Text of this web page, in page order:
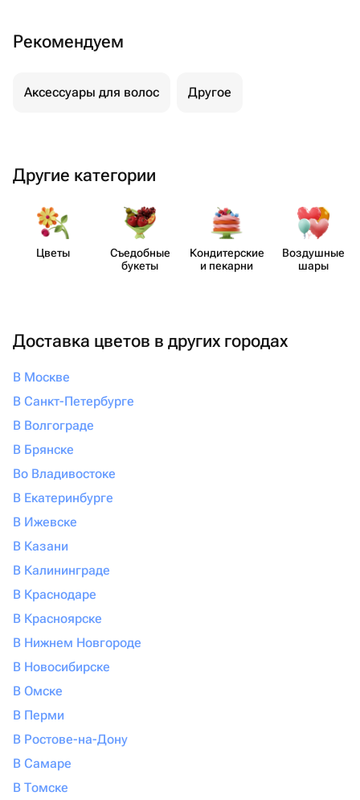
Рекомендуем
Аксессуары для волос Другое
Другие категории
Цветы
Съедобные
букеты
Кондит​ерские
и пекарни
Воздушные
шары
Доставка цветов в других городах
В Москве
В Санкт-Петербурге
В Волгограде
В Брянске
Во Владивостоке
В Екатеринбурге
В Ижевске
В Казани
В Калининграде
В Краснодаре
В Красноярске
В Нижнем Новгороде
В Новосибирске
В Омске
В Перми
В Ростове-на-Дону
В Самаре
В Томске